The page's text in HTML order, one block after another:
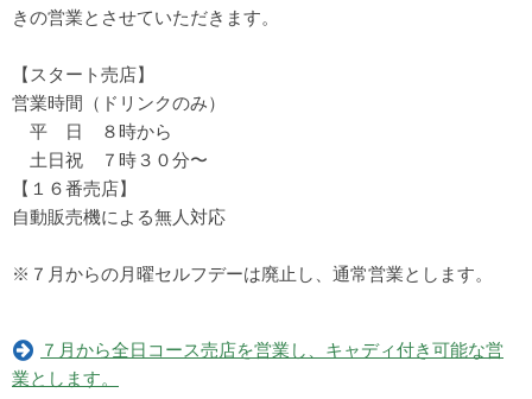
きの営業とさせていただきます。
【スタート売店】
営業時間（ドリンクのみ）
平　日　８時から
土日祝　７時３０分〜
【１６番売店】
自動販売機による無人対応
※７月からの月曜セルフデーは廃止し、通常営業とします。
７月から全日コース売店を営業し、キャディ付き可能な営
業とします。